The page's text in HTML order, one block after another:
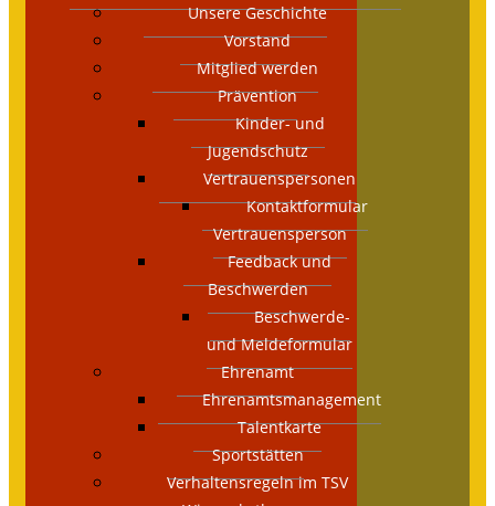
Unsere Geschichte
Vorstand
Mitglied werden
Prävention
Kinder- und
Jugendschutz
Vertrauenspersonen
Kontaktformular
Vertrauensperson
Feedback und
Beschwerden
Beschwerde-
und Meldeformular
Ehrenamt
Ehrenamtsmanagement
Talentkarte
Sportstätten
Verhaltensregeln im TSV